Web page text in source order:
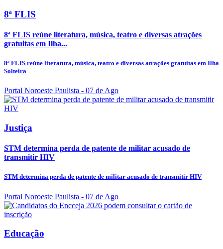
8ª FLIS
8ª FLIS reúne literatura, música, teatro e diversas atrações
gratuitas em Ilha...
8ª FLIS reúne literatura, música, teatro e diversas atrações gratuitas em Ilha
Solteira
Portal Noroeste Paulista - 07 de Ago
Justiça
STM determina perda de patente de militar acusado de
transmitir HIV
STM determina perda de patente de militar acusado de transmitir HIV
Portal Noroeste Paulista - 07 de Ago
Educação